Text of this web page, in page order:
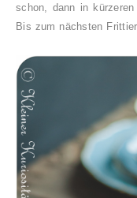
schon, dann in
Bis zum nächsten